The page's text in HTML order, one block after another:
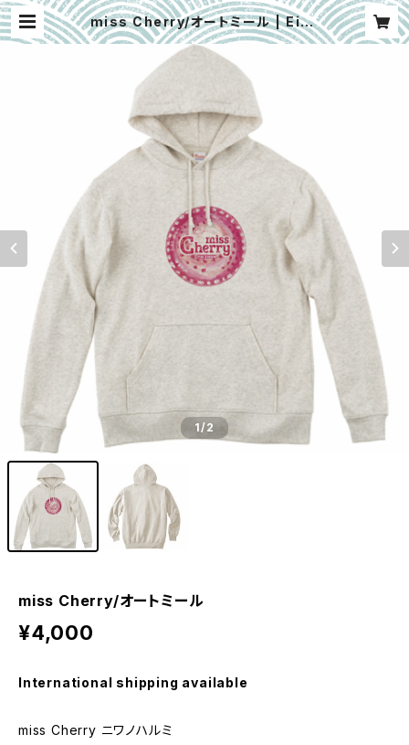
miss Cherry/オートミール | Eiku
nbrew Shop
1/2
miss Cherry/オートミール
¥4,000
International shipping available
miss Cherry ニワノハルミ